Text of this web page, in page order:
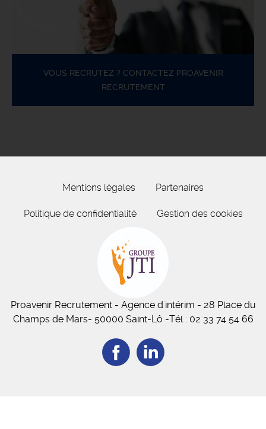
VOUS RECRUTEZ ? CONTACTEZ PROAVENIR
RECRUTEMENT
Mentions légales Partenaires
Politique de confidentialité Gestion des cookies
Proavenir Recrutement - Agence d'intérim - 28 Place du
Champs de Mars- 50000 Saint-Lô -Tél : 02 33 74 54 66